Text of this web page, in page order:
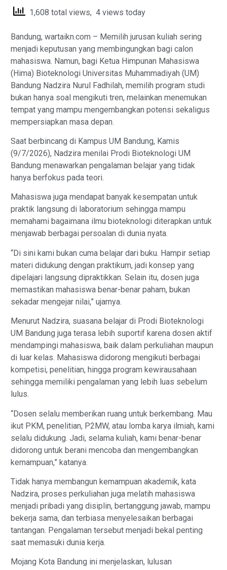
1,608 total views, 4 views today
Bandung, wartaikn.com – Memilih jurusan kuliah sering
menjadi keputusan yang membingungkan bagi calon
mahasiswa. Namun, bagi Ketua Himpunan Mahasiswa
(Hima) Bioteknologi Universitas Muhammadiyah (UM)
Bandung Nadzira Nurul Fadhilah, memilih program studi
bukan hanya soal mengikuti tren, melainkan menemukan
tempat yang mampu mengembangkan potensi sekaligus
mempersiapkan masa depan.
Saat berbincang di Kampus UM Bandung, Kamis
(9/7/2026), Nadzira menilai Prodi Bioteknologi UM
Bandung menawarkan pengalaman belajar yang tidak
hanya berfokus pada teori.
Mahasiswa juga mendapat banyak kesempatan untuk
praktik langsung di laboratorium sehingga mampu
memahami bagaimana ilmu bioteknologi diterapkan untuk
menjawab berbagai persoalan di dunia nyata.
“Di sini kami bukan cuma belajar dari buku. Hampir setiap
materi didukung dengan praktikum, jadi konsep yang
dipelajari langsung dipraktikkan. Selain itu, dosen juga
memastikan mahasiswa benar-benar paham, bukan
sekadar mengejar nilai,” ujarnya.
Menurut Nadzira, suasana belajar di Prodi Bioteknologi
UM Bandung juga terasa lebih suportif karena dosen aktif
mendampingi mahasiswa, baik dalam perkuliahan maupun
di luar kelas. Mahasiswa didorong mengikuti berbagai
kompetisi, penelitian, hingga program kewirausahaan
sehingga memiliki pengalaman yang lebih luas sebelum
lulus.
“Dosen selalu memberikan ruang untuk berkembang. Mau
ikut PKM, penelitian, P2MW, atau lomba karya ilmiah, kami
selalu didukung. Jadi, selama kuliah, kami benar-benar
didorong untuk berani mencoba dan mengembangkan
kemampuan,” katanya.
Tidak hanya membangun kemampuan akademik, kata
Nadzira, proses perkuliahan juga melatih mahasiswa
menjadi pribadi yang disiplin, bertanggung jawab, mampu
bekerja sama, dan terbiasa menyelesaikan berbagai
tantangan. Pengalaman tersebut menjadi bekal penting
saat memasuki dunia kerja.
Mojang Kota Bandung ini menjelaskan, lulusan